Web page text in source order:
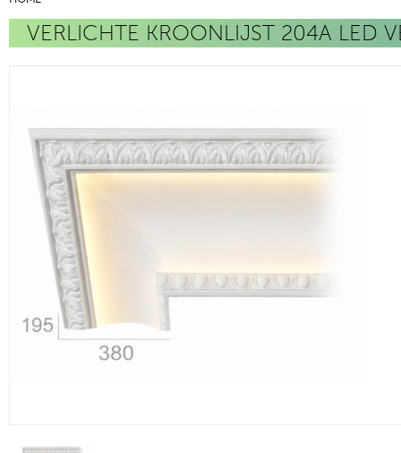
VERLICHTE KROONLIJST 204A LED